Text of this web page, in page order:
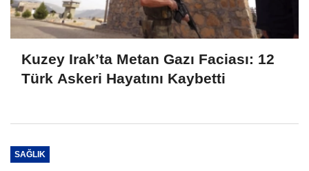
Kuzey Irak’ta Metan Gazı Faciası: 12
Türk Askeri Hayatını Kaybetti
SAĞLIK